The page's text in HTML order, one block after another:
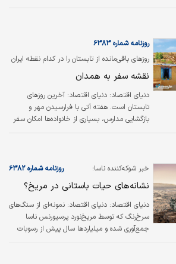
مقیاس بزرگ، مصالح مصنوعی و دخالت شدید در
بستر طبیعی همراه است اکوسیستم این جنگل‌های
باستانی را به نابودی کشانده است.
روزهای باقی‌مانده از تابستان را در کدام نقطه ایران
روزنامه شماره ۶۳۸۳
نقشه سفر به همدان
دنیای اقتصاد: دنیای اقتصاد: آخرین روزهای
تابستان است. هفته آتی با فرارسیدن مهر و
بازگشایی مدارس،‌ بسیاری از خانواده‌ها امکان سفر
خبر شوکه‌کننده ناسا؛ روزنامه شماره ۶۳۸۲
نشانه‌های حیات باستانی در مریخ؟
دنیای اقتصاد: دنیای اقتصاد: نمونه‌ای از سنگ‌های
سرخ‌رنگ که توسط مریخ‌نورد پرسیورنس ناسا
جمع‌آوری شده و ‌میلیاردها سال پیش از رسوبات